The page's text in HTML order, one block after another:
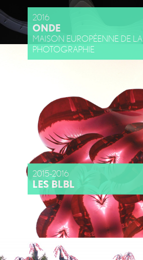
2016
ONDE
MAISON EUROPÉENNE DE LA
PHOTOGRAPHIE
2015-2016
LES BLBL